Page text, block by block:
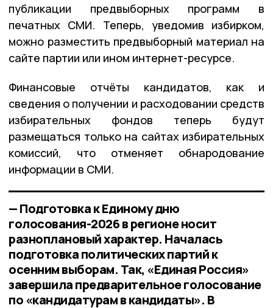
публикации предвыборных программ в
печатных СМИ. Теперь, уведомив избирком,
можно разместить предвыборный материал на
сайте партии или ином интернет-ресурсе.
Финансовые отчёты кандидатов, как и
сведения о получении и расходовании средств
избирательных фондов теперь будут
размещаться только на сайтах избирательных
комиссий, что отменяет обнародование
информации в СМИ.
— Подготовка к Единому дню
голосования-2026 в регионе носит
разноплановый характер. Началась
подготовка политических партий к
осенним выборам. Так, «Единая Россия»
завершила предварительное голосование
по «кандидатурам в кандидаты». В